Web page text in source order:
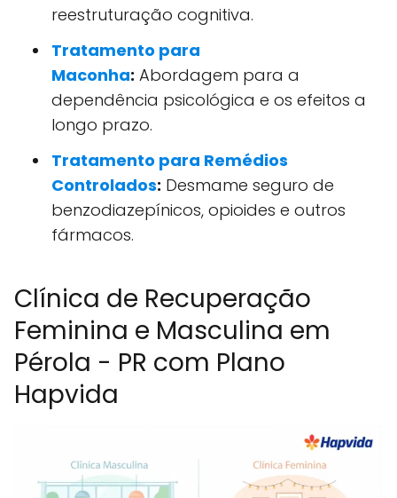
reestruturação cognitiva.
Tratamento para
Maconha: Abordagem para a
dependência psicológica e os efeitos a
longo prazo.
Tratamento para Remédios
Controlados: Desmame seguro de
benzodiazepínicos, opioides e outros
fármacos.
Clínica de Recuperação
Feminina e Masculina em
Pérola - PR com Plano
Hapvida